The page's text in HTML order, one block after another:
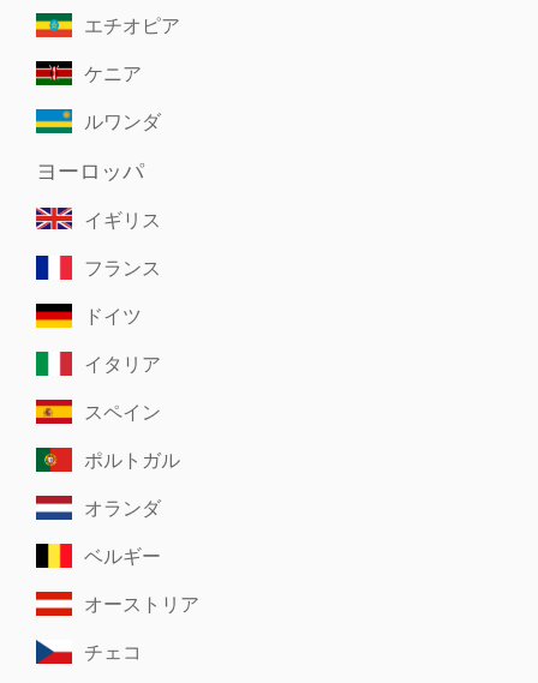
エチオピア
ケニア
ルワンダ
ヨーロッパ
イギリス
フランス
ドイツ
イタリア
スペイン
ポルトガル
オランダ
ベルギー
オーストリア
チェコ